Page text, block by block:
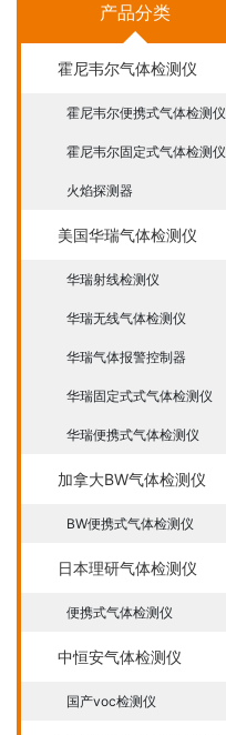
产品分类
霍尼韦尔气体检测仪
霍尼韦尔便携式气体检测仪
霍尼韦尔固定式气体检测仪
火焰探测器
美国华瑞气体检测仪
华瑞射线检测仪
华瑞无线气体检测仪
华瑞气体报警控制器
华瑞固定式式气体检测仪
华瑞便携式气体检测仪
加拿大BW气体检测仪
BW便携式气体检测仪
日本理研气体检测仪
便携式气体检测仪
中恒安气体检测仪
国产voc检测仪